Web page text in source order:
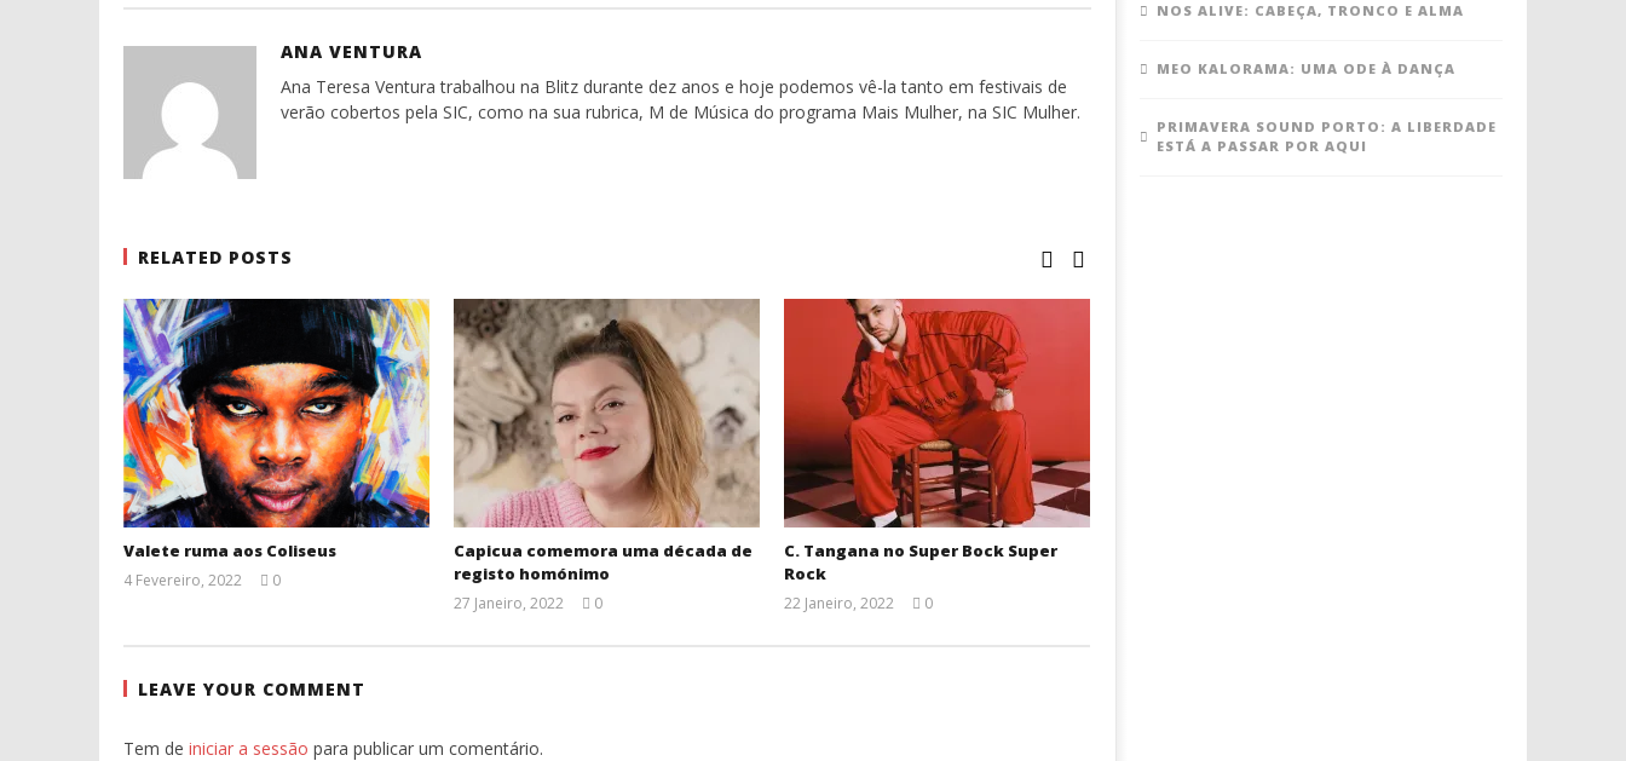
ANA VENTURA
Ana Teresa Ventura trabalhou na Blitz durante dez anos e hoje podemos vê-la tanto em festivais de
verão cobertos pela SIC, como na sua rubrica, M de Música do programa Mais Mulher, na SIC Mulher.
RELATED POSTS
Valete ruma aos Coliseus
4 Fevereiro, 2022
0
Capicua comemora uma década de
registo homónimo
27 Janeiro, 2022
Ventura
0
C. Tangana no Super Bock Super
Rock
22 Janeiro, 2022
Ventura
0
LEAVE YOUR COMMENT
Tem de iniciar a sessão para publicar um comentário.
NOS ALIVE: CABEÇA, TRONCO E ALMA
MEO KALORAMA: UMA ODE À DANÇA
PRIMAVERA SOUND PORTO: A LIBERDADE
ESTÁ A PASSAR POR AQUI